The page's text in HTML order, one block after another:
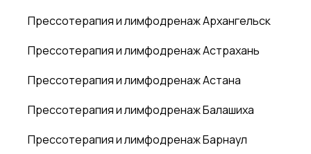
Прессотерапия и лимфодренаж Архангельск
Прессотерапия и лимфодренаж Астрахань
Прессотерапия и лимфодренаж Астана
Прессотерапия и лимфодренаж Балашиха
Прессотерапия и лимфодренаж Барнаул